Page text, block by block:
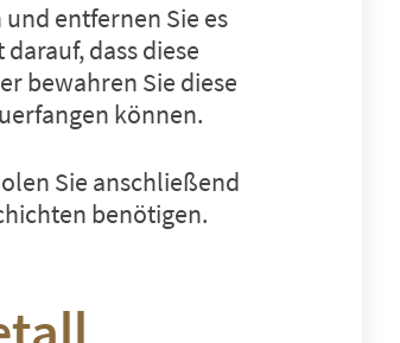
entfernen Sie es
dass diese
bewahren Sie diese
können.
Sie anschließend
benötigen.